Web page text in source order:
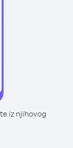
iz njihovog